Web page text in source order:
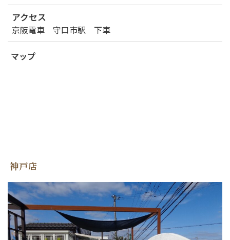
アクセス
京阪電車 守口市駅 下車
マップ
神戸店